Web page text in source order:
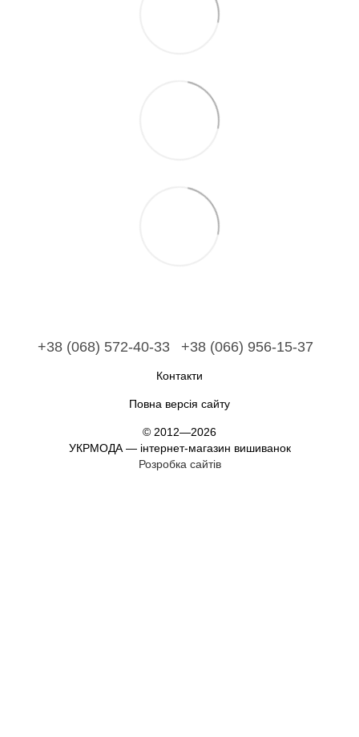
+38 (068) 572-40-33 +38 (066) 956-15-37
Контакти
Повна версія сайту
© 2012—2026
УКРМОДА — інтернет-магазин вишиванок
Розробка сайтів